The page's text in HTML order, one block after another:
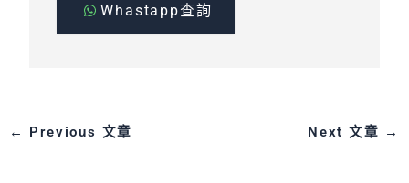
Whastapp查詢
← Previous 文章 Next 文章 →